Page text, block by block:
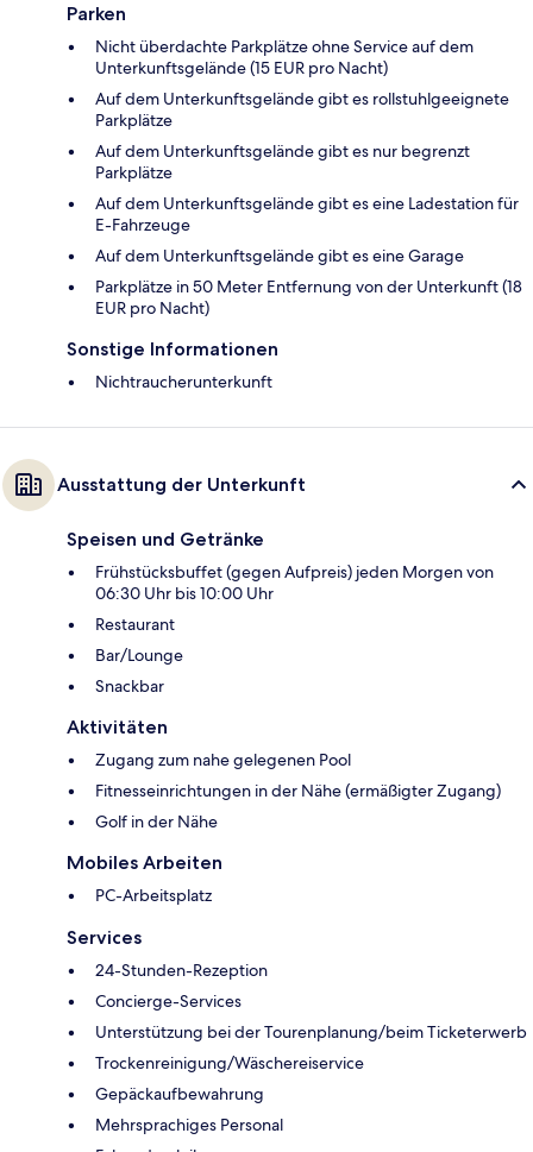
Parken
Nicht überdachte Parkplätze ohne Service auf dem
Unterkunftsgelände (15 EUR pro Nacht)
Auf dem Unterkunftsgelände gibt es rollstuhlgeeignete
Parkplätze
Auf dem Unterkunftsgelände gibt es nur begrenzt
Parkplätze
Auf dem Unterkunftsgelände gibt es eine Ladestation für
E-Fahrzeuge
Auf dem Unterkunftsgelände gibt es eine Garage
Parkplätze in 50 Meter Entfernung von der Unterkunft (18
EUR pro Nacht)
Sonstige Informationen
Nichtraucherunterkunft
Ausstattung der Unterkunft
Speisen und Getränke
Frühstücksbuffet (gegen Aufpreis) jeden Morgen von
06:30 Uhr bis 10:00 Uhr
Restaurant
Bar/Lounge
Snackbar
Aktivitäten
Zugang zum nahe gelegenen Pool
Fitnesseinrichtungen in der Nähe (ermäßigter Zugang)
Golf in der Nähe
Mobiles Arbeiten
PC-Arbeitsplatz
Services
24-Stunden-Rezeption
Concierge-Services
Unterstützung bei der Tourenplanung/beim Ticketerwerb
Trockenreinigung/Wäschereiservice
Gepäckaufbewahrung
Mehrsprachiges Personal